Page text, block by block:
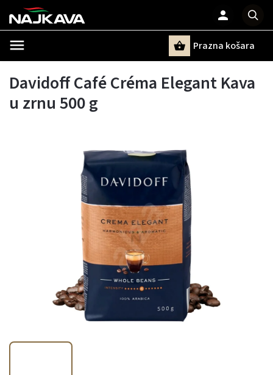
Prazna košara
Davidoff Café Créma Elegant Kava
u zrnu 500 g